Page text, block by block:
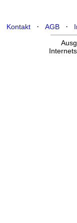
Kontakt· AGB·